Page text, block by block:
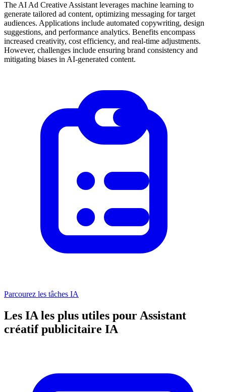
The AI Ad Creative Assistant leverages machine learning to
generate tailored ad content, optimizing messaging for target
audiences. Applications include automated copywriting, design
suggestions, and performance analytics. Benefits encompass
increased creativity, cost efficiency, and real-time adjustments.
However, challenges include ensuring brand consistency and
mitigating biases in AI-generated content.
Parcourez les tâches IA
Les IA les plus utiles pour Assistant
créatif publicitaire IA